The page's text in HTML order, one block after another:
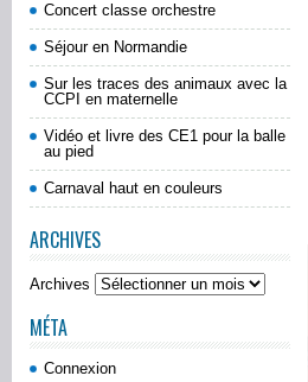
Concert classe orchestre
Séjour en Normandie
Sur les traces des animaux avec la
CCPI en maternelle
Vidéo et livre des CE1 pour la balle
au pied
Carnaval haut en couleurs
ARCHIVES
Archives
MÉTA
Connexion